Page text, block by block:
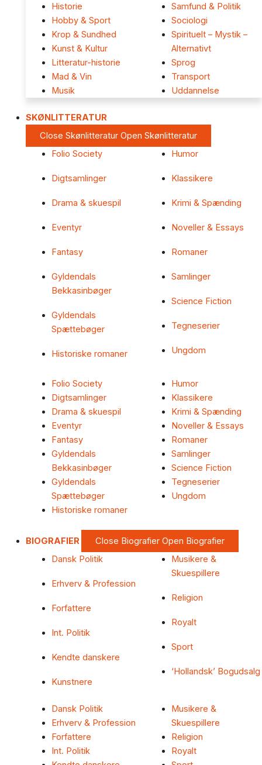
Historie
Hobby & Sport
Krop & Sundhed
Kunst & Kultur
Litteratur-historie
Mad & Vin
Musik
Samfund & Politik
Sociologi
Spirituelt – Mystik –
Alternativt
Sprog
Transport
Uddannelse
SKØNLITTERATUR
Close Skønlitteratur Open Skønlitteratur
Folio Society
Digtsamlinger
Drama & skuespil
Eventyr
Fantasy
Gyldendals
Bekkasinbøger
Gyldendals
Spættebøger
Historiske romaner
Humor
Klassikere
Krimi & Spænding
Noveller & Essays
Romaner
Samlinger
Science Fiction
Tegneserier
Ungdom
Folio Society
Digtsamlinger
Drama & skuespil
Eventyr
Fantasy
Gyldendals
Bekkasinbøger
Gyldendals
Spættebøger
Historiske romaner
Humor
Klassikere
Krimi & Spænding
Noveller & Essays
Romaner
Samlinger
Science Fiction
Tegneserier
Ungdom
BIOGRAFIER Close Biografier Open Biografier
Dansk Politik
Erhverv & Profession
Forfattere
Int. Politik
Kendte danskere
Kunstnere
Musikere &
Skuespillere
Religion
Royalt
Sport
‘Hollandsk’ Bogudsalg
Dansk Politik
Erhverv & Profession
Forfattere
Int. Politik
Musikere &
Skuespillere
Religion
Royalt